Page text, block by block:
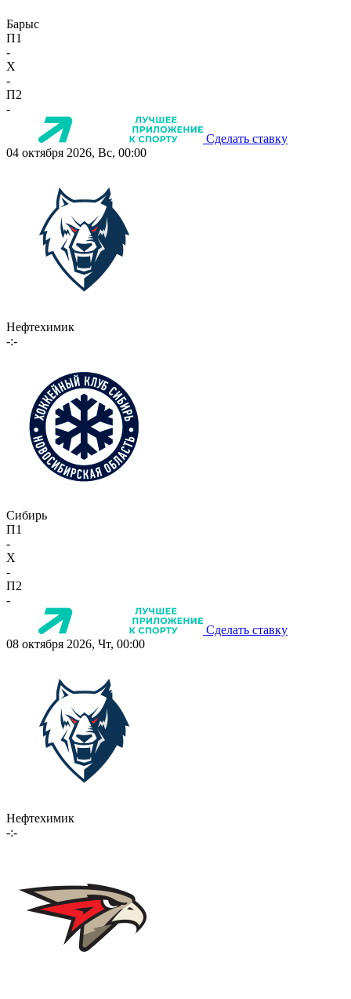
Барыс
П1
-
X
-
П2
-
Сделать ставку
04 октября 2026, Вс, 00:00
Нефтехимик
-:-
Сибирь
П1
-
X
-
П2
-
Сделать ставку
08 октября 2026, Чт, 00:00
Нефтехимик
-:-